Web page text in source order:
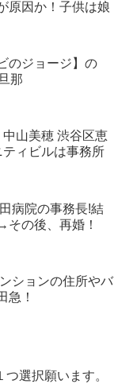
原因か！子供は娘
のジョージ】の
那
中山美穂 渋谷区恵
ィビルは事務所
病院の事務長!結
の後、再婚！
ションの住所やバ
急！
選択願います。